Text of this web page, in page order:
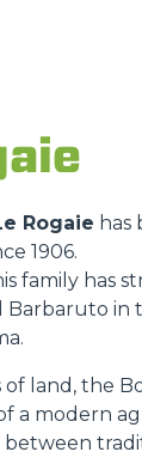
Rogaie has
1906.
family has
Barbaruto in
land, the
a modern